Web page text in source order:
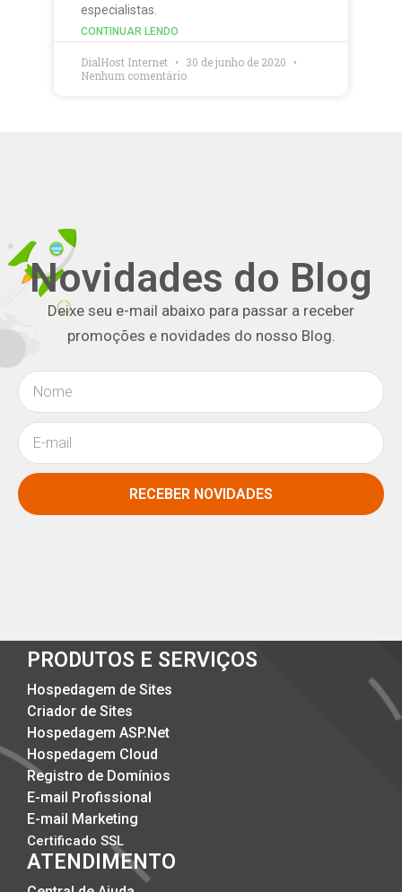
especialistas.
CONTINUAR LENDO
DialHost Internet
30 de junho de 2020
Nenhum comentário
Novidades do Blog
Deixe seu e-mail abaixo para passar a receber
promoções e novidades do nosso Blog.
RECEBER NOVIDADES
PRODUTOS E SERVIÇOS
Hospedagem de Sites
Criador de Sites
Hospedagem ASP.Net
Hospedagem Cloud
Registro de Domínios
E-mail Profissional
E-mail Marketing
Certificado SSL
ATENDIMENTO